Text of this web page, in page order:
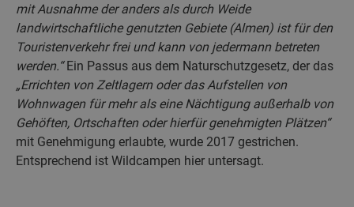
mit Ausnahme der anders als durch Weide
landwirtschaftliche genutzten Gebiete (Almen) ist für den
Touristenverkehr frei und kann von jedermann betreten
werden.“Ein Passus aus dem Naturschutzgesetz, der das
„Errichten von Zeltlagern oder das Aufstellen von
Wohnwagen für mehr als eine Nächtigung außerhalb von
Gehöften, Ortschaften oder hierfür genehmigten Plätzen“
mit Genehmigung erlaubte, wurde 2017 gestrichen.
Entsprechend ist Wildcampen hier untersagt.